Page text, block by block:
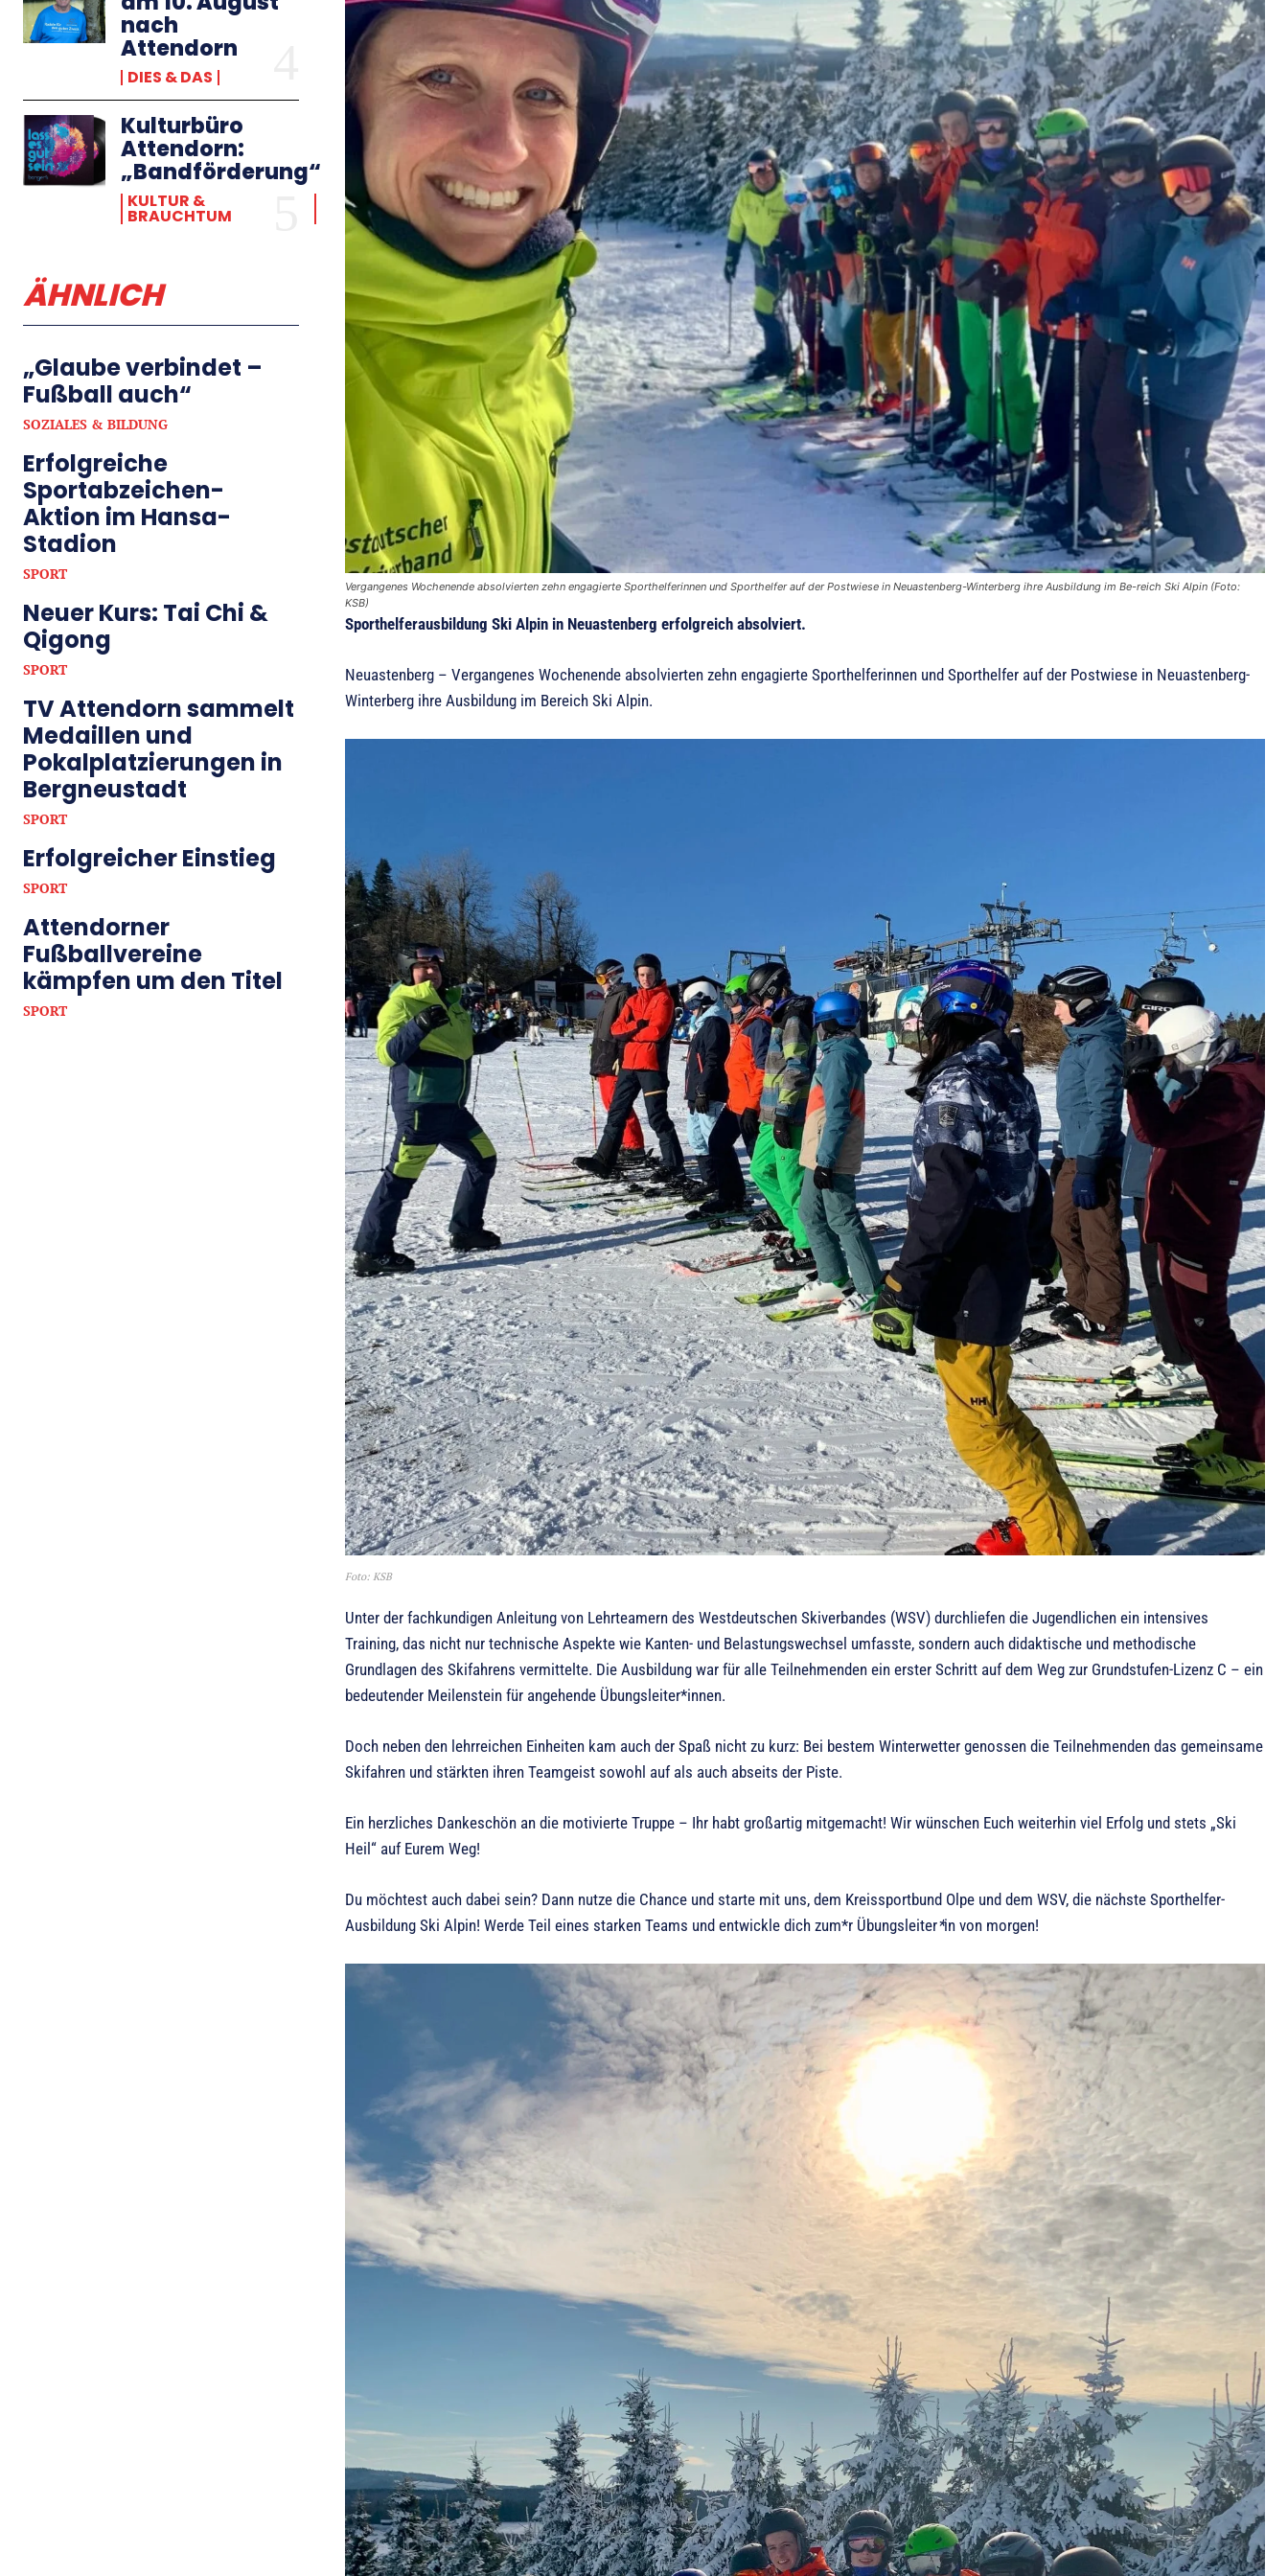
nach
Attendorn
DIES & DAS
Kulturbüro
Attendorn:
„Bandförderung“
KULTUR &
BRAUCHTUM
ÄHNLICH
„Glaube verbindet –
Fußball auch“
SOZIALES & BILDUNG
Erfolgreiche
Sportabzeichen-
Aktion im Hansa-
Stadion
SPORT
Neuer Kurs: Tai Chi &
Qigong
SPORT
TV Attendorn sammelt
Medaillen und
Pokalplatzierungen in
Bergneustadt
SPORT
Erfolgreicher Einstieg
SPORT
Attendorner
Fußballvereine
kämpfen um den Titel
SPORT
Vergangenes Wochenende absolvierten zehn engagierte Sporthelferinnen und Sporthelfer auf der Postwiese in Neuastenberg-Winterberg ihre Ausbildung im Be-reich Ski Alpin (Foto:
KSB)
Sporthelferausbildung Ski Alpin in Neuastenberg erfolgreich absolviert.
Neuastenberg – Vergangenes Wochenende absolvierten zehn engagierte Sporthelferinnen und Sporthelfer auf der Postwiese in Neuastenberg-
Winterberg ihre Ausbildung im Bereich Ski Alpin.
Foto: KSB
Unter der fachkundigen Anleitung von Lehrteamern des Westdeutschen Skiverbandes (WSV) durchliefen die Jugendlichen ein intensives
Training, das nicht nur technische Aspekte wie Kanten- und Belastungswechsel umfasste, sondern auch didaktische und methodische
Grundlagen des Skifahrens vermittelte. Die Ausbildung war für alle Teilnehmenden ein erster Schritt auf dem Weg zur Grundstufen-Lizenz C – ein
bedeutender Meilenstein für angehende Übungsleiter*innen.
Doch neben den lehrreichen Einheiten kam auch der Spaß nicht zu kurz: Bei bestem Winterwetter genossen die Teilnehmenden das gemeinsame
Skifahren und stärkten ihren Teamgeist sowohl auf als auch abseits der Piste.
Ein herzliches Dankeschön an die motivierte Truppe – Ihr habt großartig mitgemacht! Wir wünschen Euch weiterhin viel Erfolg und stets „Ski
Heil“ auf Eurem Weg!
Du möchtest auch dabei sein? Dann nutze die Chance und starte mit uns, dem Kreissportbund Olpe und dem WSV, die nächste Sporthelfer-
Ausbildung Ski Alpin! Werde Teil eines starken Teams und entwickle dich zum*r Übungsleiter*in von morgen!